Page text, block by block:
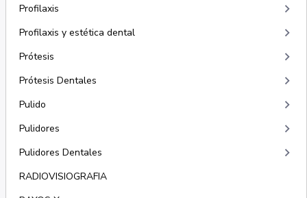
Profilaxis keyboard_arrow_right
Profilaxis y estética dental keyboard_arrow_right
Prótesis keyboard_arrow_right
Prótesis Dentales keyboard_arrow_right
Pulido keyboard_arrow_right
Pulidores keyboard_arrow_right
Pulidores Dentales keyboard_arrow_right
RADIOVISIOGRAFIA